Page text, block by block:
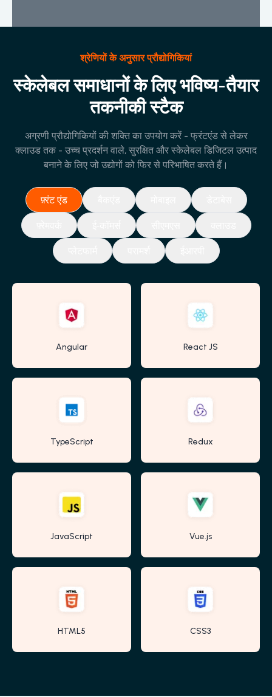
श्रेणियों के अनुसार प्रौद्योगिकियां
स्केलेबल समाधानों के लिए भविष्य-तैयार
तकनीकी स्टैक
अग्रणी प्रौद्योगिकियों की शक्ति का उपयोग करें - फ्रंटएंड से लेकर
क्लाउड तक - उच्च प्रदर्शन वाले, सुरक्षित और स्केलेबल डिजिटल उत्पाद
बनाने के लिए जो उद्योगों को फिर से परिभाषित करते हैं।
फ़्रंट एंड
Angular React JS
TypeScript Redux
JavaScript Vue.js
HTML5 CSS3